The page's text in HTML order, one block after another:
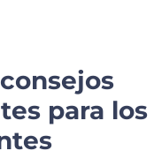
para los